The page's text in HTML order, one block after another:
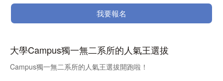
我要報名
大學Campus獨一無二系所的人氣王選拔
Campus獨一無二系所的人氣王選拔開跑啦！